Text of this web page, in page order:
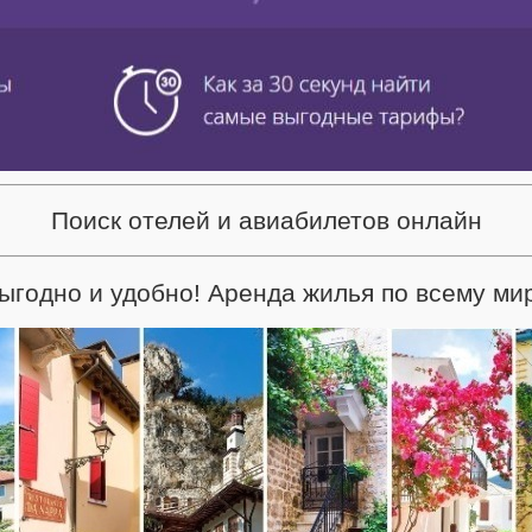
Поиск отелей и авиабилетов онлайн
и удобно! Аренда жилья по всему